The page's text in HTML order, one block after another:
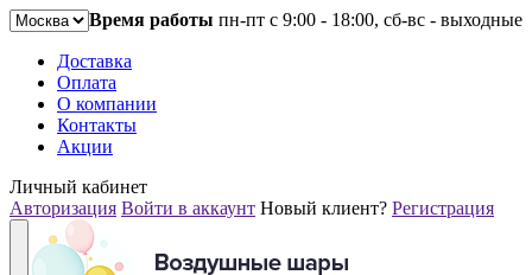
Время работы пн-пт с 9:00 - 18:00, сб-вс - выходные
Доставка
Оплата
О компании
Контакты
Акции
Личный кабинет
Авторизация Войти в аккаунт Новый клиент? Регистрация